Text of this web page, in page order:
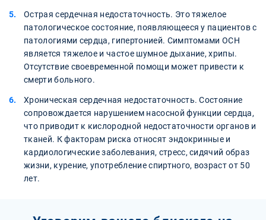
Острая сердечная недостаточность. Это тяжелое
патологическое состояние, появляющееся у пациентов с
патологиями сердца, гипертонией. Симптомами ОСН
является тяжелое и частое шумное дыхание, хрипы.
Отсутствие своевременной помощи может привести к
смерти больного.
Хроническая сердечная недостаточность. Состояние
сопровождается нарушением насосной функции сердца,
что приводит к кислородной недостаточности органов и
тканей. К факторам риска относят эндокринные и
кардиологические заболевания, стресс, сидячий образ
жизни, курение, употребление спиртного, возраст от 50
лет.